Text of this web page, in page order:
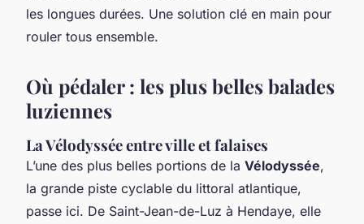
les longues durées. Une solution clé en main pour
rouler tous ensemble.
Où pédaler : les plus belles balades
luziennes
La Vélodyssée entre ville et falaises
L’une des plus belles portions de la Vélodyssée,
la grande piste cyclable du littoral atlantique,
passe ici. De Saint-Jean-de-Luz à Hendaye, elle